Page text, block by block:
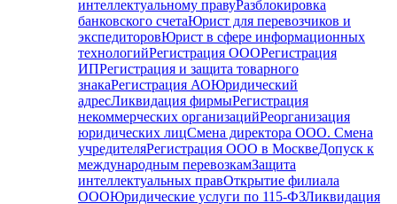
интеллектуальному правуРазблокировка
банковского счетаЮрист для перевозчиков и
экспедиторовЮрист в сфере информационных
технологийРегистрация ОООРегистрация
ИПРегистрация и защита товарного
знакаРегистрация АОЮридический
адресЛиквидация фирмыРегистрация
некоммерческих организацийРеорганизация
юридических лицСмена директора ООО. Смена
учредителяРегистрация ООО в МосквеДопуск к
международным перевозкамЗащита
интеллектуальных правОткрытие филиала
ОООЮридические услуги по 115-ФЗЛиквидация